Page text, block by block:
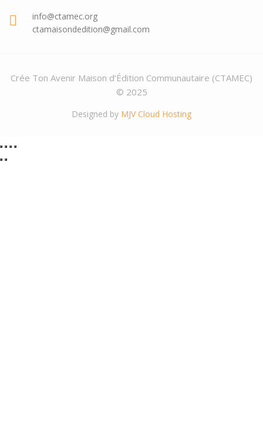
info@ctamec.org
ctamaisondedition@gmail.com
Crée Ton Avenir Maison d’Édition Communautaire (CTAMEC)
© 2025
Designed by MJV Cloud Hosting